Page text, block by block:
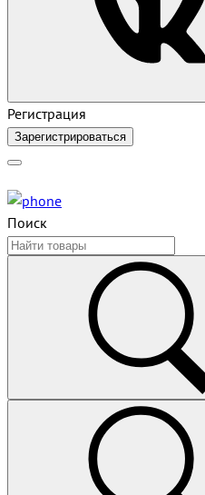
Регистрация
Зарегистрироваться
Поиск